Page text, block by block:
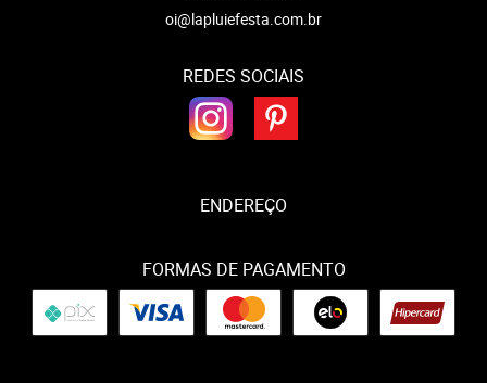
oi@lapluiefesta.com.br
REDES SOCIAIS
ENDEREÇO
FORMAS DE PAGAMENTO